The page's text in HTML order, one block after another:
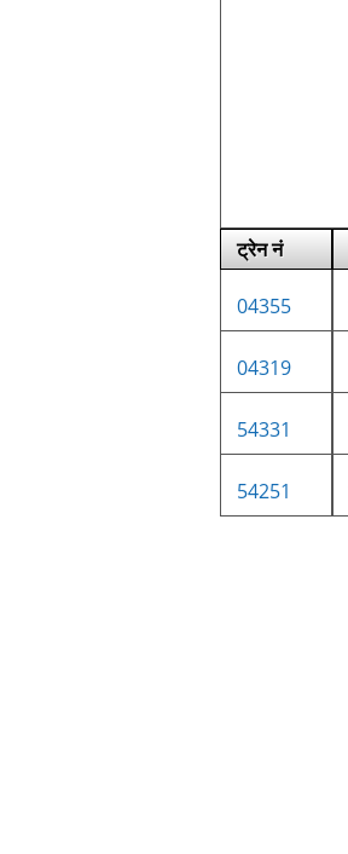
ट्रेन नं
04355
04319
54331
54251